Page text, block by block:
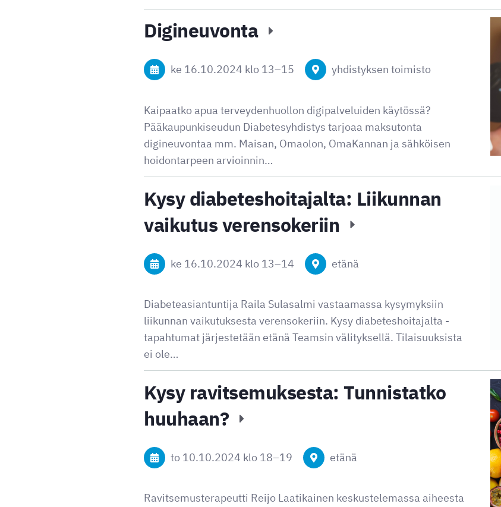
Digineuvonta
ke 16.10.2024 klo 13–15 yhdistyksen toimisto
Kaipaatko apua terveydenhuollon digipalveluiden käytössä?
Pääkaupunkiseudun Diabetesyhdistys tarjoaa maksutonta
digineuvontaa mm. Maisan, Omaolon, OmaKannan ja sähköisen
hoidontarpeen arvioinnin…
Kysy diabeteshoitajalta: Liikunnan
vaikutus verensokeriin
ke 16.10.2024 klo 13–14 etänä
Diabeteasiantuntija Raila Sulasalmi vastaamassa kysymyksiin
liikunnan vaikutuksesta verensokeriin. Kysy diabeteshoitajalta -
tapahtumat järjestetään etänä Teamsin välityksellä. Tilaisuuksista
ei ole…
Kysy ravitsemuksesta: Tunnistatko
huuhaan?
to 10.10.2024 klo 18–19 etänä
Ravitsemusterapeutti Reijo Laatikainen keskustelemassa aiheesta